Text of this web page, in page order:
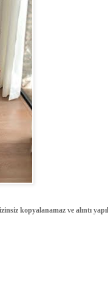
kopyalanamaz ve alıntı